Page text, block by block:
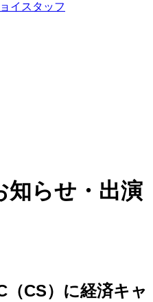
知らせ・出演
CS）に経済キャ